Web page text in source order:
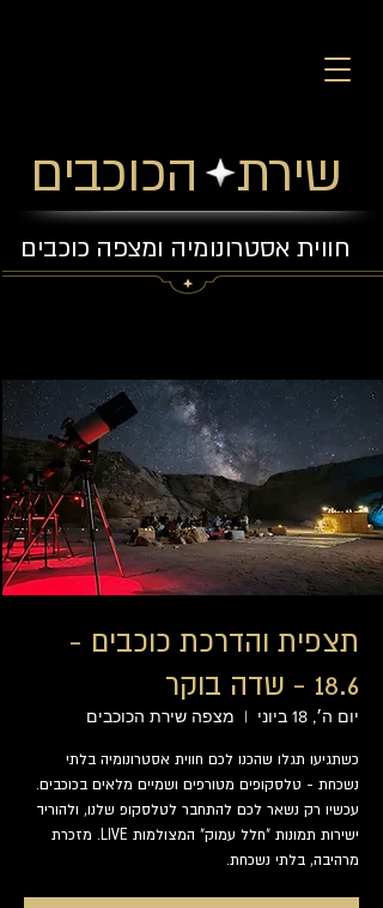
שירת הכוכבים
חווית אסטרונומיה ומצפה כוכבים
תצפית והדרכת כוכבים -
18.6 - שדה בוקר
יום ה׳, 18 ביוני
  |
מצפה שירת הכוכבים
כשתגיעו תגלו שהכנו לכם חווית אסטרונומיה בלתי
נשכחת - טלסקופים מטורפים ושמיים מלאים בכוכבים.
עכשיו רק נשאר לכם להתחבר לטלסקופ שלנו, ולהוריד
ישירות תמונות "חלל עמוק" המצולמות LIVE. מזכרת
מרהיבה, בלתי נשכחת.